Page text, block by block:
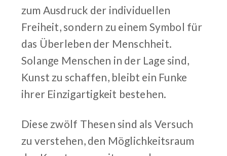
zum Ausdruck der individuellen
Freiheit, sondern zu einem Symbol für
das Überleben der Menschheit.
Solange Menschen in der Lage sind,
Kunst zu schaffen, bleibt ein Funke
ihrer Einzigartigkeit bestehen.
Diese zwölf Thesen sind als Versuch
zu verstehen, den Möglichkeitsraum